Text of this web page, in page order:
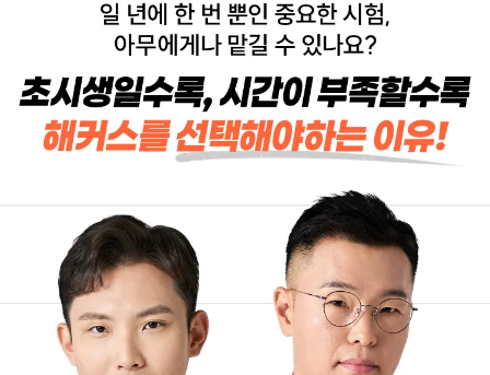
방법을 알려주십니다.
합격생 김*현님
감정평가사 시작은
해커스에서 하라고
추천합니다.
합격생 김*훈님
더 빨리 합격하지
않았을까 생각하고,
주변 분들에게도
감정평가사 시작은
해커스에서 하라고
추천합니다.
해커스 여지훈
평가사님의 기출강의와
GS를 통해 넉넉한 실무
점수를 받으며 합격할 수
있었습니다.